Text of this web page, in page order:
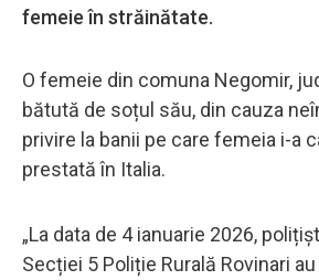
femeie în străinătate.
O femeie din comuna Negomir,
bătută de soțul său, din cauza
privire la banii pe care femeia i-a
prestată în Italia.
„La data de 4 ianuarie 2026,
Secției 5 Poliție Rurală Rovinari